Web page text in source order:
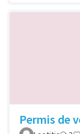
Permis de